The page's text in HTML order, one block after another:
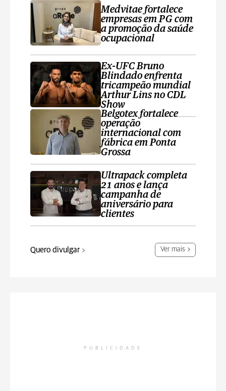
Medvitae fortalece
empresas em PG com
a promoção da saúde
ocupacional
Ex-UFC Bruno
Blindado enfrenta
tricampeão mundial
Arthur Lins no CDL
Show
Belgotex fortalece
operação
internacional com
fábrica em Ponta
Grossa
Ultrapack completa
21 anos e lança
campanha de
aniversário para
clientes
Quero divulgar Ver mais
PUBLICIDADE